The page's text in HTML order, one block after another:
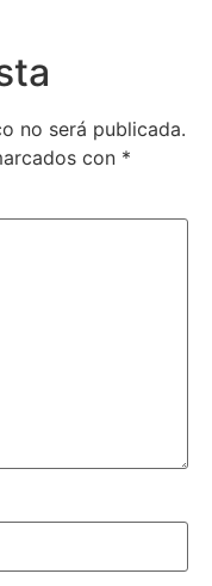
no será publicada.
con *